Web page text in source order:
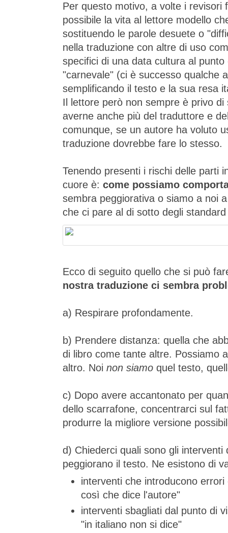
Per questo motivo, a volte i revisori
possibile la vita al lettore modello
sostituendo le parole desuete o
nella traduzione con altre di uso
specifici di una data cultura al
"carnevale" (ci è successo qualche
semplificando il testo e la sua resa
Il lettore però non sempre è privo
averne anche più del traduttore e
comunque, se un autore ha voluto
traduzione dovrebbe fare lo stesso.
Tenendo presenti i rischi delle parti
cuore è: come possiamo
sembra peggiorativa o siamo a noi
che ci pare al di sotto degli
Ecco di seguito quello che si può
nostra traduzione ci sembra
a) Respirare profondamente.
b) Prendere distanza: quella che
di libro come tante altre. Possiamo
altro. Noi non siamo quel testo,
c) Dopo avere accantonato per
dello scarrafone, concentrarci sul
produrre la migliore versione
d) Chiederci quali sono gli interventi
peggiorano il testo. Ne esistono di
interventi che introducono
così che dice l'autore"
interventi sbagliati dal punto di
"in italiano non si dice"